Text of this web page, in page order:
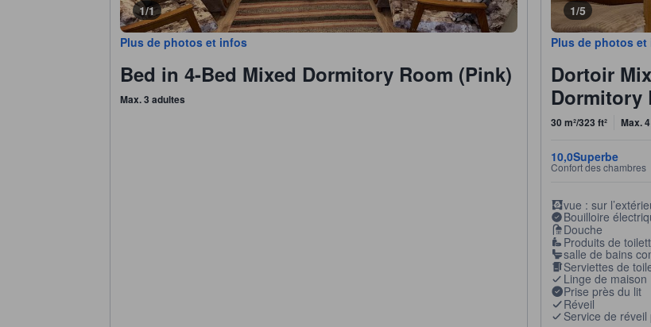
1/1
Plus de photos et infos
Bed in 4-Bed Mixed Dormitory Room (Pink)
Max. 3 adultes
1/5
Plus de photos
Dortoir
Dormitory
30 m²/323 ft² Max.
10,0Superbe
Confort des chambres
vue : sur
Bouilloire
Douche
Produits de
salle de bains
Serviettes de
Linge de maison
Prise près du lit
Réveil
Service de